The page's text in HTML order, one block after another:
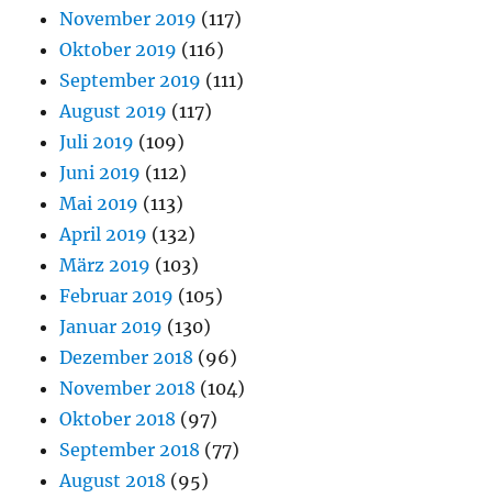
November 2019 (117)
Oktober 2019 (116)
September 2019 (111)
August 2019 (117)
Juli 2019 (109)
Juni 2019 (112)
Mai 2019 (113)
April 2019 (132)
März 2019 (103)
Februar 2019 (105)
Januar 2019 (130)
Dezember 2018 (96)
November 2018 (104)
Oktober 2018 (97)
September 2018 (77)
August 2018 (95)